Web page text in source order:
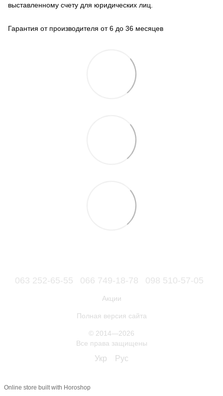
выставленному счету для юридических лиц.
Гарантия от производителя от 6 до 36 месяцев
063 252-65-55 066 749-18-78 098 510-57-05
Акции
Полная версия сайта
© 2014—2026
Все права защищены
Укр Рус
Online store built with Horoshop